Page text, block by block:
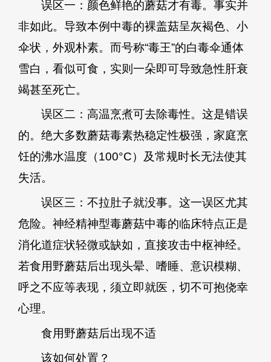
误区一：颜色鲜艳的蘑菇才有毒。事实并
非如此。导致本例中毒的裸盖菇呈灰褐色、小
伞状，外观朴素。而号称“毒王”的白毒伞通体
雪白，看似可食，实则一朵即可导致急性肝衰
竭甚至死亡。
误区二：高温烹煮可去除毒性。这是错误
的。绝大多数蘑菇毒素热稳定性极强，家庭烹
饪的沸水温度（100°C）及常规时长无法使其
失活。
误区三：不拉肚子就没事。这一误区尤其
危险。神经精神型毒蘑菇中毒的临床特点正是
消化道症状轻微或缺如，直接攻击中枢神经。
若食用野蘑菇后出现头晕、嗜睡、意识模糊、
呼之不应等表现，须立即就医，切不可抱侥幸
心理。
食用野蘑菇后出现不适
该如何处置？